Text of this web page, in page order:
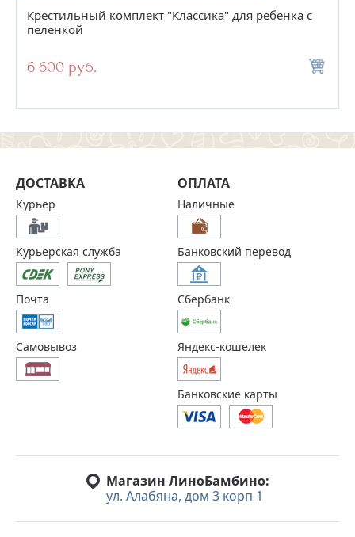
Крестильный комплект "Классика" для ребенка с
пеленкой
6 600 руб.
Магазин ЛиноБамбино:
ул. Алабяна, дом 3 корп 1
ДОСТАВКА
Курьер
Курьерская служба
Почта
Самовывоз
ОПЛАТА
Наличные
Банковский перевод
Сбербанк
Яндекс-кошелек
Банковские карты